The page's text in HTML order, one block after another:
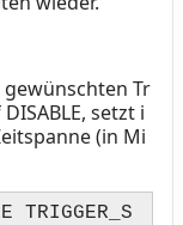
Tr
setzt i
(in Mi
TRIGGER_S